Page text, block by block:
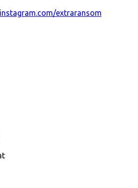
extraransom